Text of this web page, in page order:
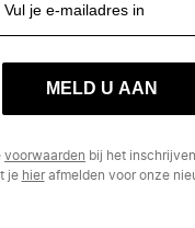
MELD U AAN
voorwaarden bij het
je hierafmelden voor onze